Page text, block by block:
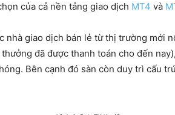
của cả nền tảng giao dịch MT4 và
nhà giao dịch bán lẻ từ thị trường mới
đã được thanh toán cho đến nay),
Bên cạnh đó sàn còn duy trì cấu